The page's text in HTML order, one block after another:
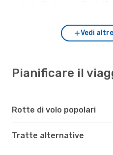
Vedi
Pianificare il
Rotte di volo popolari
Tratte alternative